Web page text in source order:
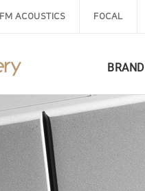
FM ACOUSTICS FOCAL
BRAND